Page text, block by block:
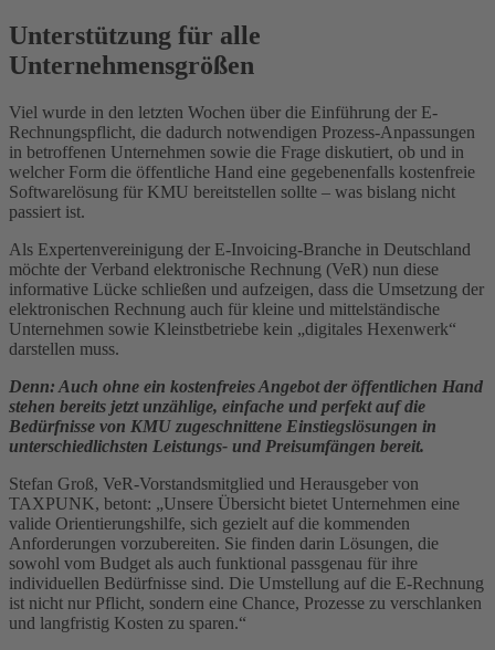
Unterstützung für alle
Unternehmensgrößen
Viel wurde in den letzten Wochen über die Einführung der E-
Rechnungspflicht, die dadurch notwendigen Prozess-Anpassungen
in betroffenen Unternehmen sowie die Frage diskutiert, ob und in
welcher Form die öffentliche Hand eine gegebenenfalls kostenfreie
Softwarelösung für KMU bereitstellen sollte – was bislang nicht
passiert ist.
Als Expertenvereinigung der E-Invoicing-Branche in Deutschland
möchte der Verband elektronische Rechnung (VeR) nun diese
informative Lücke schließen und aufzeigen, dass die Umsetzung der
elektronischen Rechnung auch für kleine und mittelständische
Unternehmen sowie Kleinstbetriebe kein „digitales Hexenwerk“
darstellen muss.
Denn: Auch ohne ein kostenfreies Angebot der öffentlichen Hand
stehen bereits jetzt unzählige, einfache und perfekt auf die
Bedürfnisse von KMU zugeschnittene Einstiegslösungen in
unterschiedlichsten Leistungs- und Preisumfängen bereit.
Stefan Groß, VeR-Vorstandsmitglied und Herausgeber von
TAXPUNK, betont: „Unsere Übersicht bietet Unternehmen eine
valide Orientierungshilfe, sich gezielt auf die kommenden
Anforderungen vorzubereiten. Sie finden darin Lösungen, die
sowohl vom Budget als auch funktional passgenau für ihre
individuellen Bedürfnisse sind. Die Umstellung auf die E-Rechnung
ist nicht nur Pflicht, sondern eine Chance, Prozesse zu verschlanken
und langfristig Kosten zu sparen.“